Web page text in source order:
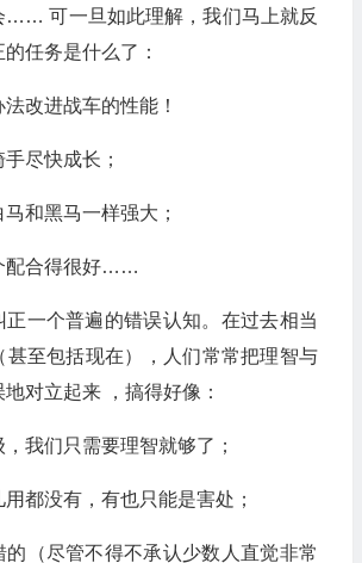
…… 可一旦如此理解，我们马上就反
任务是什么了：
改进战车的性能！
尽快成长；
和黑马一样强大；
配合得很好……
正一个普遍的错误认知。在过去相当
甚至包括现在），人们常常把理智与
对立起来 ，搞得好像：
我们只需要理智就够了；
都没有，有也只能是害处；
的（尽管不得不承认少数人直觉非常